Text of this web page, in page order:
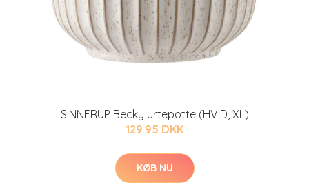
SINNERUP Becky urtepotte (HVID, XL)
129.95 DKK
KØB NU